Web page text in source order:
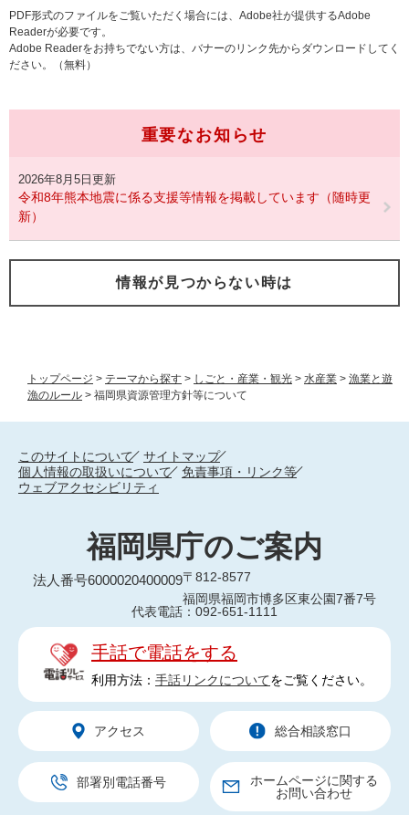
トップページ > テーマから探す > しごと・産業・観光 > 水産業 > 漁業と遊
漁のルール > 福岡県資源管理方針等について
PDF形式のファイルをご覧いただく場合には、Adobe社が提供するAdobe
Readerが必要です。
Adobe Readerをお持ちでない方は、バナーのリンク先からダウンロードしてく
ださい。（無料）
重要なお知らせ
2026年8月5日更新
令和8年熊本地震に係る支援等情報を掲載しています（随時更
新）
情報が見つからない時は
このサイトについて
サイトマップ
個人情報の取扱いについて
免責事項・リンク等
ウェブアクセシビリティ
福岡県庁のご案内
法人番号6000020400009〒812-8577
福岡県福岡市博多区東公園7番7号
代表電話：092-651-1111
手話で電話をする
利用方法： 手話リンクについてをご覧ください。
アクセス 総合相談窓口
部署別電話番号
ホームページに関する
お問い合わせ